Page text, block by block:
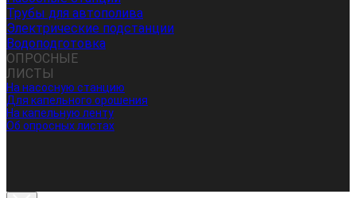
Трубы для автополива
Электрические подстанции
Водоподготовка
ОПРОСНЫЕ
ЛИСТЫ
На насосную станцию
Для капельного орошения
На капельную ленту
Об опросных листах